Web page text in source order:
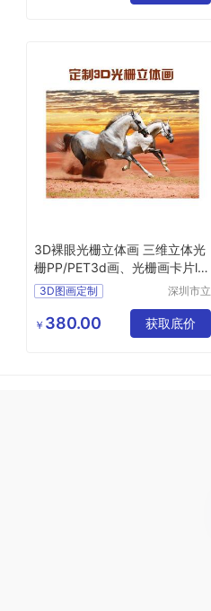
3D裸眼光栅立体画 三维立体光
栅PP/PET3d画、光栅画卡片le
nticular
3D图画定制
现代简约挂画
深圳市立
技有限公
司
￥ 380.00 获取底价